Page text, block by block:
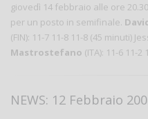
giovedì 14 febbraio alle ore
per un posto in semifinale.
(FIN): 11-7 11-8 11-8 (45 minuti)
Mastrostefano (ITA): 11-6 11-2
NEWS: 12 Febbraio